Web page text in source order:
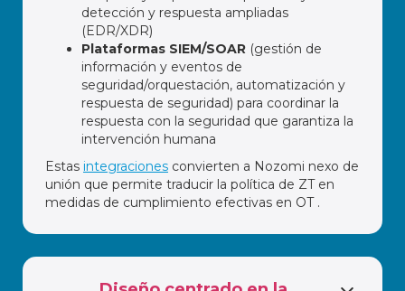
detección y respuesta ampliadas
(EDR/XDR)
Plataformas SIEM/SOAR (gestión de
información y eventos de
seguridad/orquestación, automatización y
respuesta de seguridad) para coordinar la
respuesta con la seguridad que garantiza la
intervención humana
Estas integraciones convierten a Nozomi nexo de
unión que permite traducir la política de ZT en
medidas de cumplimiento efectivas en OT .